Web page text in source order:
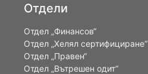
Отдели
Отдел „Финансов“
Отдел „Хелял сертифициране“
Отдел „Правен“
Отдел „Вътрешен одит“